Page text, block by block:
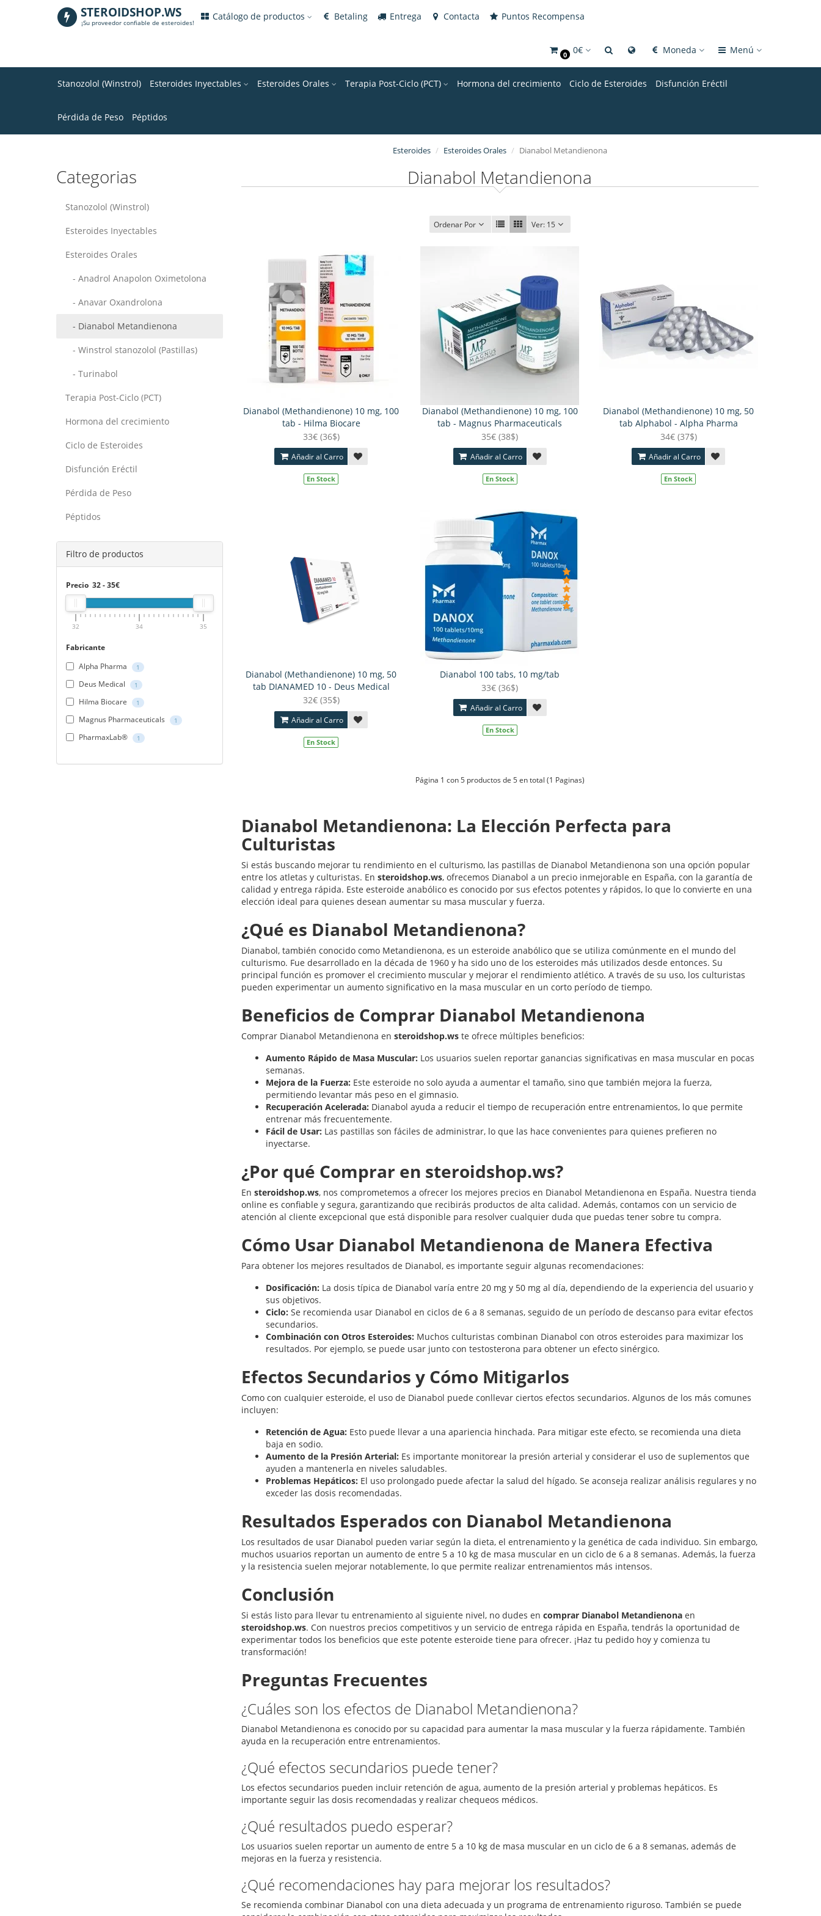
STEROIDSHOP.WS
¡Su proveedor confiable de esteroides!
Catálogo de productos Betaling Entrega Contacta Puntos Recompensa
0 0€ Moneda Menú
Stanozolol (Winstrol) Esteroides Inyectables Esteroides Orales Terapia Post-Ciclo (PCT) Hormona del crecimiento Ciclo de Esteroides Disfunción Eréctil
Pérdida de Peso Péptidos
Categorias
Stanozolol (Winstrol)
Esteroides Inyectables
Esteroides Orales
- Anadrol Anapolon Oximetolona
- Anavar Oxandrolona
- Dianabol Metandienona
- Winstrol stanozolol (Pastillas)
- Turinabol
Terapia Post-Ciclo (PCT)
Hormona del crecimiento
Ciclo de Esteroides
Disfunción Eréctil
Pérdida de Peso
Péptidos
Filtro de productos
Precio 32-35€
32 34 35
Fabricante
Alpha Pharma
1
Deus Medical 1
Hilma Biocare 1
Magnus Pharmaceuticals 1
PharmaxLab® 1
Esteroides Esteroides Orales Dianabol Metandienona
Dianabol Metandienona
Ordenar Por Ver: 15
Dianabol (Methandienone) 10 mg, 100
tab - Hilma Biocare
33€ (36$)
Añadir al Carro
En Stock
Dianabol (Methandienone) 10 mg, 100
tab - Magnus Pharmaceuticals
35€ (38$)
Añadir al Carro
En Stock
Dianabol (Methandienone) 10 mg, 50
tab Alphabol - Alpha Pharma
34€ (37$)
Añadir al Carro
En Stock
Dianabol (Methandienone) 10 mg, 50
tab DIANAMED 10 - Deus Medical
32€ (35$)
Añadir al Carro
En Stock
Dianabol 100 tabs, 10 mg/tab
33€ (36$)
Añadir al Carro
En Stock
Página 1 con 5 productos de 5 en total (1 Paginas)
Dianabol Metandienona: La Elección Perfecta para
Culturistas
Si estás buscando mejorar tu rendimiento en el culturismo, las pastillas de Dianabol Metandienona son una opción popular
entre los atletas y culturistas. En steroidshop.ws, ofrecemos Dianabol a un precio inmejorable en España, con la garantía de
calidad y entrega rápida. Este esteroide anabólico es conocido por sus efectos potentes y rápidos, lo que lo convierte en una
elección ideal para quienes desean aumentar su masa muscular y fuerza.
¿Qué es Dianabol Metandienona?
Dianabol, también conocido como Metandienona, es un esteroide anabólico que se utiliza comúnmente en el mundo del
culturismo. Fue desarrollado en la década de 1960 y ha sido uno de los esteroides más utilizados desde entonces. Su
principal función es promover el crecimiento muscular y mejorar el rendimiento atlético. A través de su uso, los culturistas
pueden experimentar un aumento significativo en la masa muscular en un corto período de tiempo.
Beneficios de Comprar Dianabol Metandienona
Comprar Dianabol Metandienona en steroidshop.wste ofrece múltiples beneficios:
Aumento Rápido de Masa Muscular: Los usuarios suelen reportar ganancias significativas en masa muscular en pocas
semanas.
Mejora de la Fuerza: Este esteroide no solo ayuda a aumentar el tamaño, sino que también mejora la fuerza,
permitiendo levantar más peso en el gimnasio.
Recuperación Acelerada: Dianabol ayuda a reducir el tiempo de recuperación entre entrenamientos, lo que permite
entrenar más frecuentemente.
Fácil de Usar: Las pastillas son fáciles de administrar, lo que las hace convenientes para quienes prefieren no
inyectarse.
¿Por qué Comprar en steroidshop.ws?
En steroidshop.ws, nos comprometemos a ofrecer los mejores precios en Dianabol Metandienona en España. Nuestra tienda
online es confiable y segura, garantizando que recibirás productos de alta calidad. Además, contamos con un servicio de
atención al cliente excepcional que está disponible para resolver cualquier duda que puedas tener sobre tu compra.
Cómo Usar Dianabol Metandienona de Manera Efectiva
Para obtener los mejores resultados de Dianabol, es importante seguir algunas recomendaciones:
Dosificación: La dosis típica de Dianabol varía entre 20 mg y 50 mg al día, dependiendo de la experiencia del usuario y
sus objetivos.
Ciclo: Se recomienda usar Dianabol en ciclos de 6 a 8 semanas, seguido de un período de descanso para evitar efectos
secundarios.
Combinación con Otros Esteroides: Muchos culturistas combinan Dianabol con otros esteroides para maximizar los
resultados. Por ejemplo, se puede usar junto con testosterona para obtener un efecto sinérgico.
Efectos Secundarios y Cómo Mitigarlos
Como con cualquier esteroide, el uso de Dianabol puede conllevar ciertos efectos secundarios. Algunos de los más comunes
incluyen:
Retención de Agua: Esto puede llevar a una apariencia hinchada. Para mitigar este efecto, se recomienda una dieta
baja en sodio.
Aumento de la Presión Arterial: Es importante monitorear la presión arterial y considerar el uso de suplementos que
ayuden a mantenerla en niveles saludables.
Problemas Hepáticos: El uso prolongado puede afectar la salud del hígado. Se aconseja realizar análisis regulares y no
exceder las dosis recomendadas.
Resultados Esperados con Dianabol Metandienona
Los resultados de usar Dianabol pueden variar según la dieta, el entrenamiento y la genética de cada individuo. Sin embargo,
muchos usuarios reportan un aumento de entre 5 a 10 kg de masa muscular en un ciclo de 6 a 8 semanas. Además, la fuerza
y la resistencia suelen mejorar notablemente, lo que permite realizar entrenamientos más intensos.
Conclusión
Si estás listo para llevar tu entrenamiento al siguiente nivel, no dudes en comprar Dianabol Metandienonaen
steroidshop.ws. Con nuestros precios competitivos y un servicio de entrega rápida en España, tendrás la oportunidad de
experimentar todos los beneficios que este potente esteroide tiene para ofrecer. ¡Haz tu pedido hoy y comienza tu
transformación!
Preguntas Frecuentes
¿Cuáles son los efectos de Dianabol Metandienona?
Dianabol Metandienona es conocido por su capacidad para aumentar la masa muscular y la fuerza rápidamente. También
ayuda en la recuperación entre entrenamientos.
¿Qué efectos secundarios puede tener?
Los efectos secundarios pueden incluir retención de agua, aumento de la presión arterial y problemas hepáticos. Es
importante seguir las dosis recomendadas y realizar chequeos médicos.
¿Qué resultados puedo esperar?
Los usuarios suelen reportar un aumento de entre 5 a 10 kg de masa muscular en un ciclo de 6 a 8 semanas, además de
mejoras en la fuerza y resistencia.
¿Qué recomendaciones hay para mejorar los resultados?
Se recomienda combinar Dianabol con una dieta adecuada y un programa de entrenamiento riguroso. También se puede